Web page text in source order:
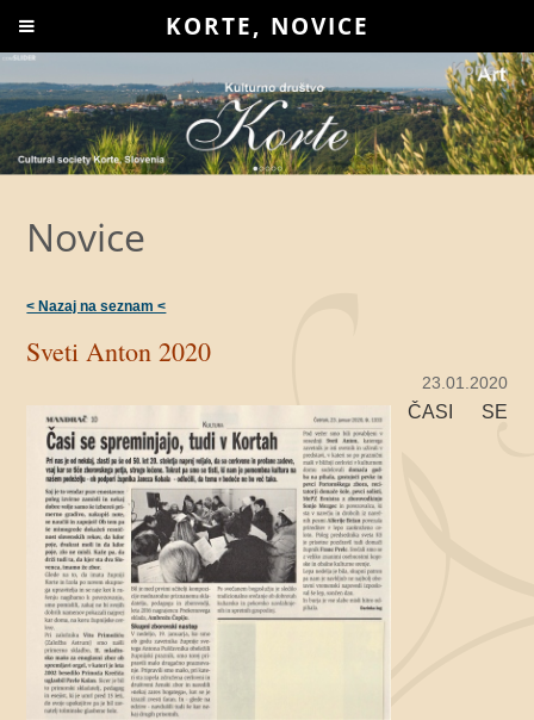
Novice
< Nazaj na seznam <
Sveti Anton 2020
23.01.2020
ČASI SE
KORTE, NOVICE